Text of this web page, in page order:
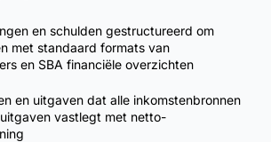
en schulden gestructureerd om
met standaard formats van
en SBA financiële overzichten
en uitgaven dat alle inkomstenbronnen
vastlegt met netto-